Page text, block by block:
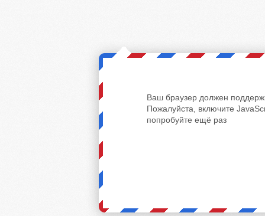
Ваш браузер должен
Пожалуйста, включите
попробуйте ещё раз